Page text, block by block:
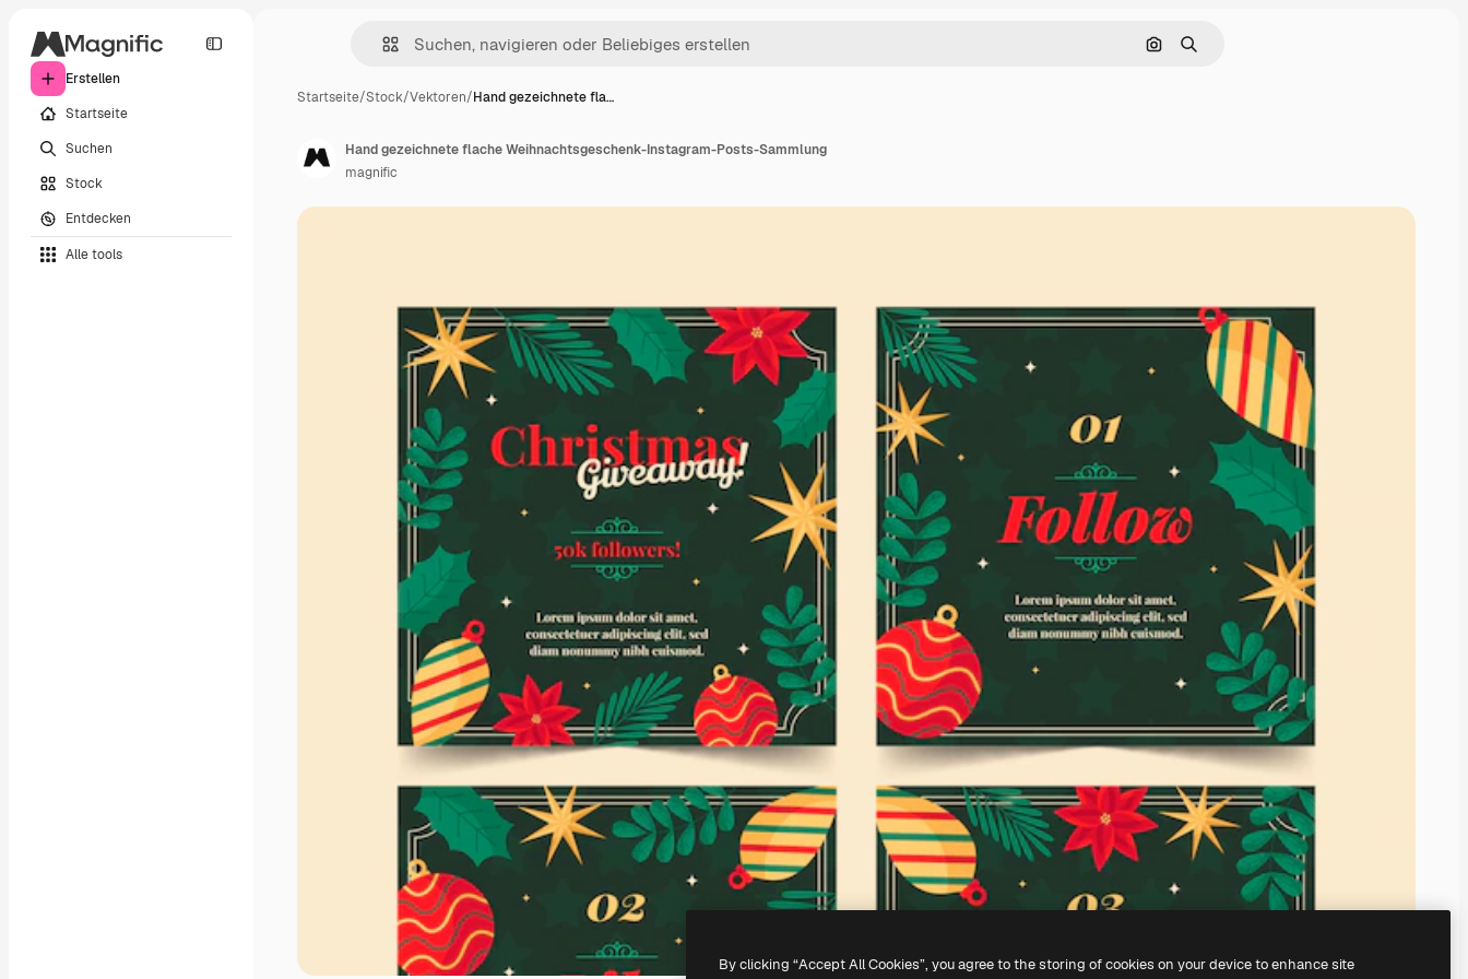
Erstellen
Startseite
Suchen
Stock
Entdecken
Alle tools
Nach Bild suchen
Suchen
Startseite/Stock/Vektoren/Hand gezeichnete fla…
Hand gezeichnete flache Weihnachtsgeschenk-Instagram-Posts-Sammlung
magnific
By clicking “Accept All Cookies”, you agree to the storing of cookies on your device to enhance site